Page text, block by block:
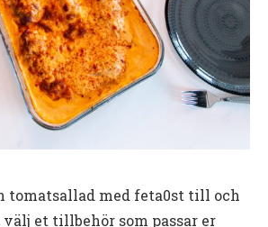
tomatsallad med feta0st till och
et tillbehör som passar er